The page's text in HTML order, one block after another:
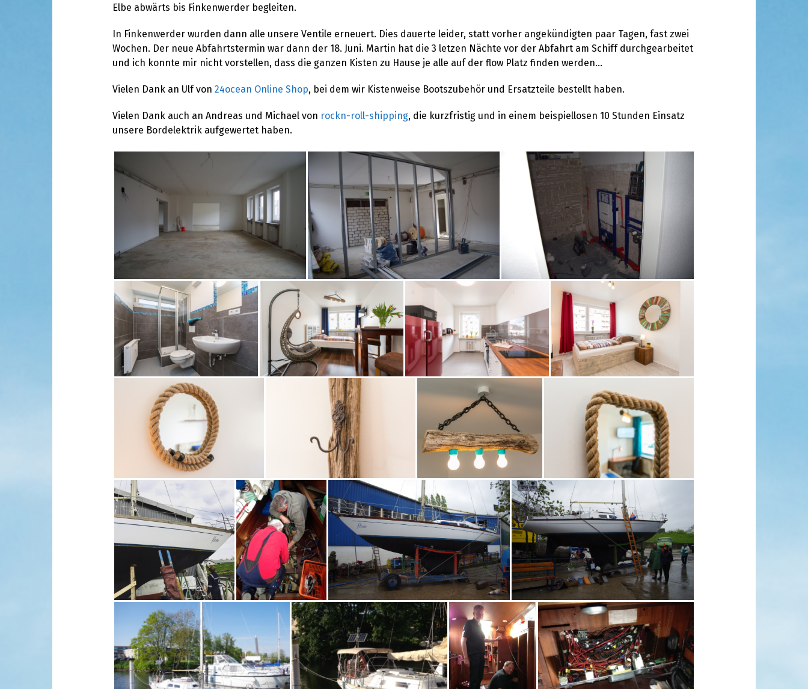
Elbe abwärts bis Finkenwerder begleiten.
In Finkenwerder wurden dann alle unsere Ventile erneuert. Dies dauerte leider, statt vorher angekündigten paar Tagen, fast zwei
Wochen. Der neue Abfahrtstermin war dann der 18. Juni. Martin hat die 3 letzen Nächte vor der Abfahrt am Schiff durchgearbeitet
und ich konnte mir nicht vorstellen, dass die ganzen Kisten zu Hause je alle auf der flow Platz finden werden…
Vielen Dank an Ulf von 24ocean Online Shop, bei dem wir Kistenweise Bootszubehör und Ersatzteile bestellt haben.
Vielen Dank auch an Andreas und Michael von rockn-roll-shipping, die kurzfristig und in einem beispiellosen 10 Stunden Einsatz
unsere Bordelektrik aufgewertet haben.